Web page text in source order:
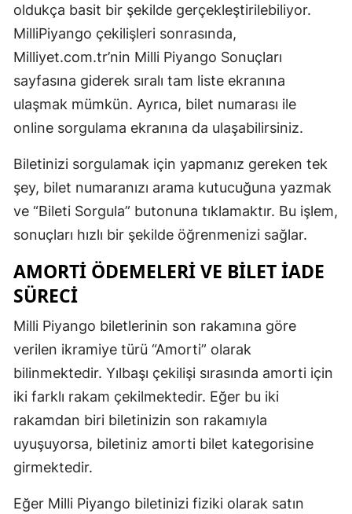
Kars
Kırklareli
Kocaeli
Konya
Malatya
Mardin
Muş
Niğde
oldukça basit bir şekilde gerçekleştirilebiliyor.
MilliPiyango çekilişleri sonrasında,
Milliyet.com.tr’nin Milli Piyango Sonuçları
sayfasına giderek sıralı tam liste ekranına
ulaşmak mümkün. Ayrıca, bilet numarası ile
online sorgulama ekranına da ulaşabilirsiniz.
Biletinizi sorgulamak için yapmanız gereken tek
şey, bilet numaranızı arama kutucuğuna yazmak
ve “Bileti Sorgula” butonuna tıklamaktır. Bu işlem,
sonuçları hızlı bir şekilde öğrenmenizi sağlar.
AMORTI ÖDEMELERI VE BILET İADE
SÜRECI
Milli Piyango biletlerinin son rakamına göre
verilen ikramiye türü “Amorti” olarak
bilinmektedir. Yılbaşı çekilişi sırasında amorti için
iki farklı rakam çekilmektedir. Eğer bu iki
rakamdan biri biletinizin son rakamıyla
uyuşuyorsa, biletiniz amorti bilet kategorisine
girmektedir.
Eğer Milli Piyango biletinizi fiziki olarak satın